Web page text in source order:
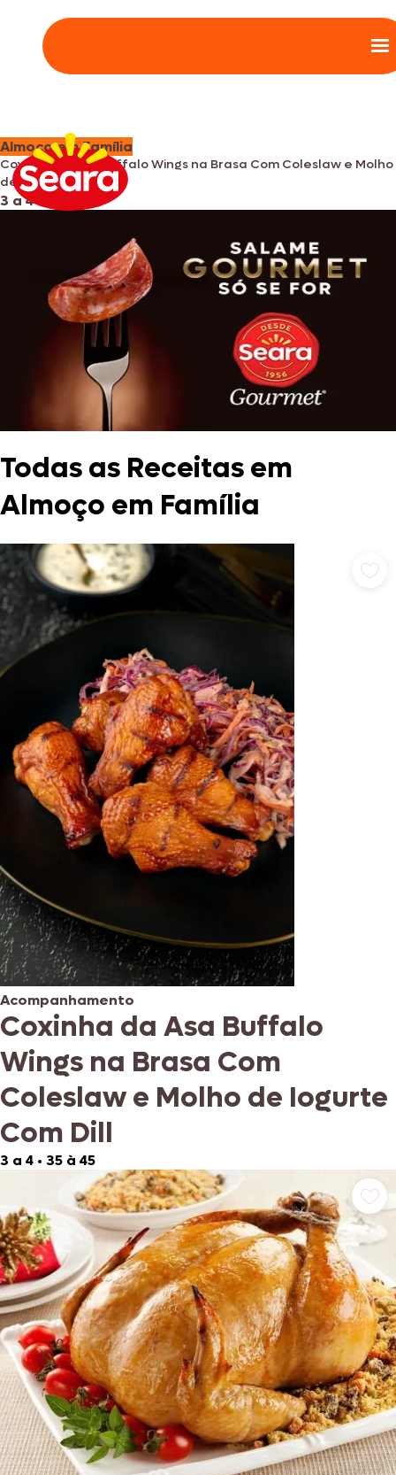
Almoço em Família
Coxinha da Asa Buffalo Wings na Brasa Com Coleslaw e Molho
de Iogurte Com Dill
3 a 4•
Todas as Receitas em
Almoço em Família
Acompanhamento
Coxinha da Asa Buffalo
Wings na Brasa Com
Coleslaw e Molho de Iogurte
Com Dill
3 a 4 • 35 à 45